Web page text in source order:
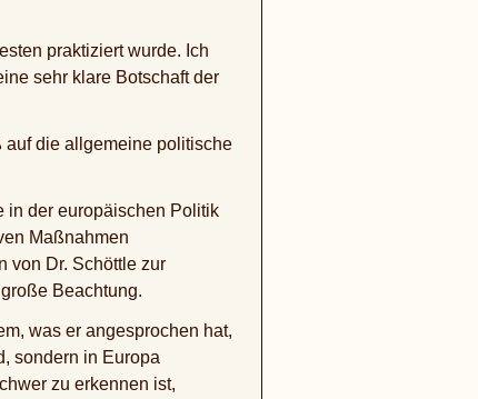
praktiziert wurde. Ich
sehr klare Botschaft der
auf die allgemeine politische
in der europäischen Politik
Maßnahmen
von Dr. Schöttle zur
Beachtung.
was er angesprochen hat,
sondern in Europa
zu erkennen ist,